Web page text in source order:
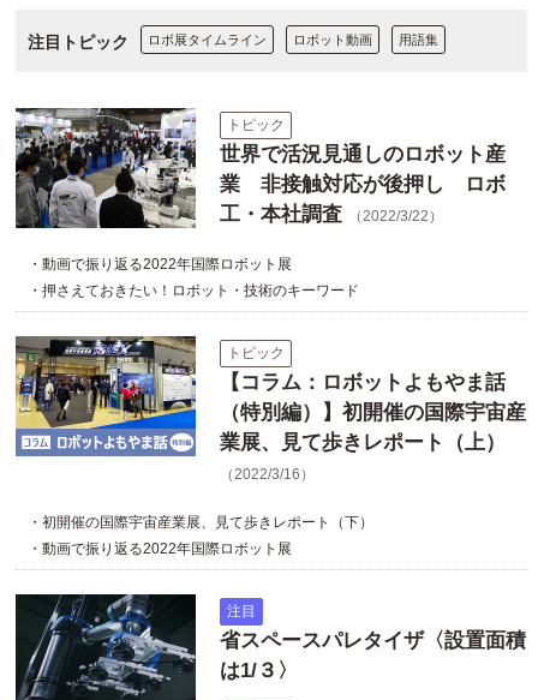
注目トピック ロボ展タイムライン ロボット動画 用語集
トピック
世界で活況見通しのロボット産
業 非接触対応が後押し ロボ
工・本社調査
（2022/3/22）
・動画で振り返る2022年国際ロボット展
・押さえておきたい！ロボット・技術のキーワード
トピック
【コラム：ロボットよもやま話
（特別編）】初開催の国際宇宙産
業展、見て歩きレポート（上）
（2022/3/16）
・初開催の国際宇宙産業展、見て歩きレポート（下）
・動画で振り返る2022年国際ロボット展
注目
省スペースパレタイザ〈設置面積
は1/３〉